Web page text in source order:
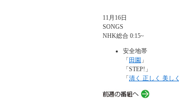
11月16日
SONGS
NHK総合 0:15~
安全地帯
「 田園 」
「STEP!」
「 清く 正しく 美しく